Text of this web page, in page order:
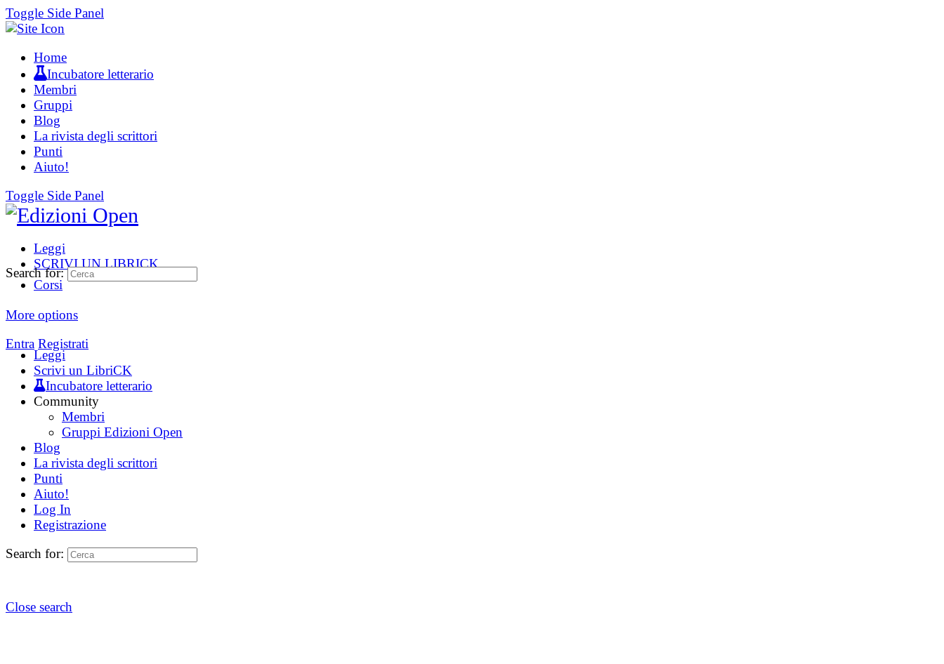
Toggle Side Panel
Home
Incubatore letterario
Membri
Gruppi
Blog
La rivista degli scrittori
Punti
Aiuto!
Toggle Side Panel
Leggi
SCRIVI UN LIBRICK
Corsi
More options
Entra Registrati
Search for:
Leggi
Scrivi un LibriCK
Incubatore letterario
Community
Membri
Gruppi Edizioni Open
Blog
La rivista degli scrittori
Punti
Aiuto!
Log In
Registrazione
Search for:
Close search